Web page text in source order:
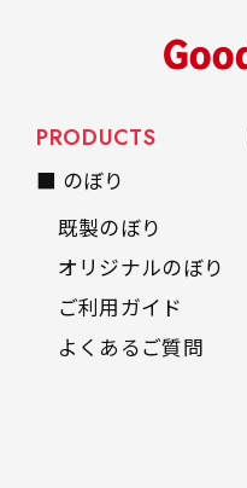
PRODUCTS
■ のぼり
既製のぼり
オリジナルのぼり
ご利用ガイド
よくあるご質問